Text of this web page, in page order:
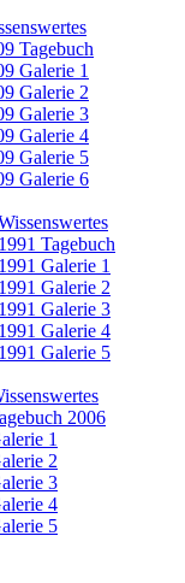
Tagebuch
Galerie 1
Galerie 2
Galerie 3
Galerie 4
Galerie 5
Galerie 6
Tagebuch
Galerie 1
Galerie 2
Galerie 3
Galerie 4
Galerie 5
2006
1
2
3
4
5